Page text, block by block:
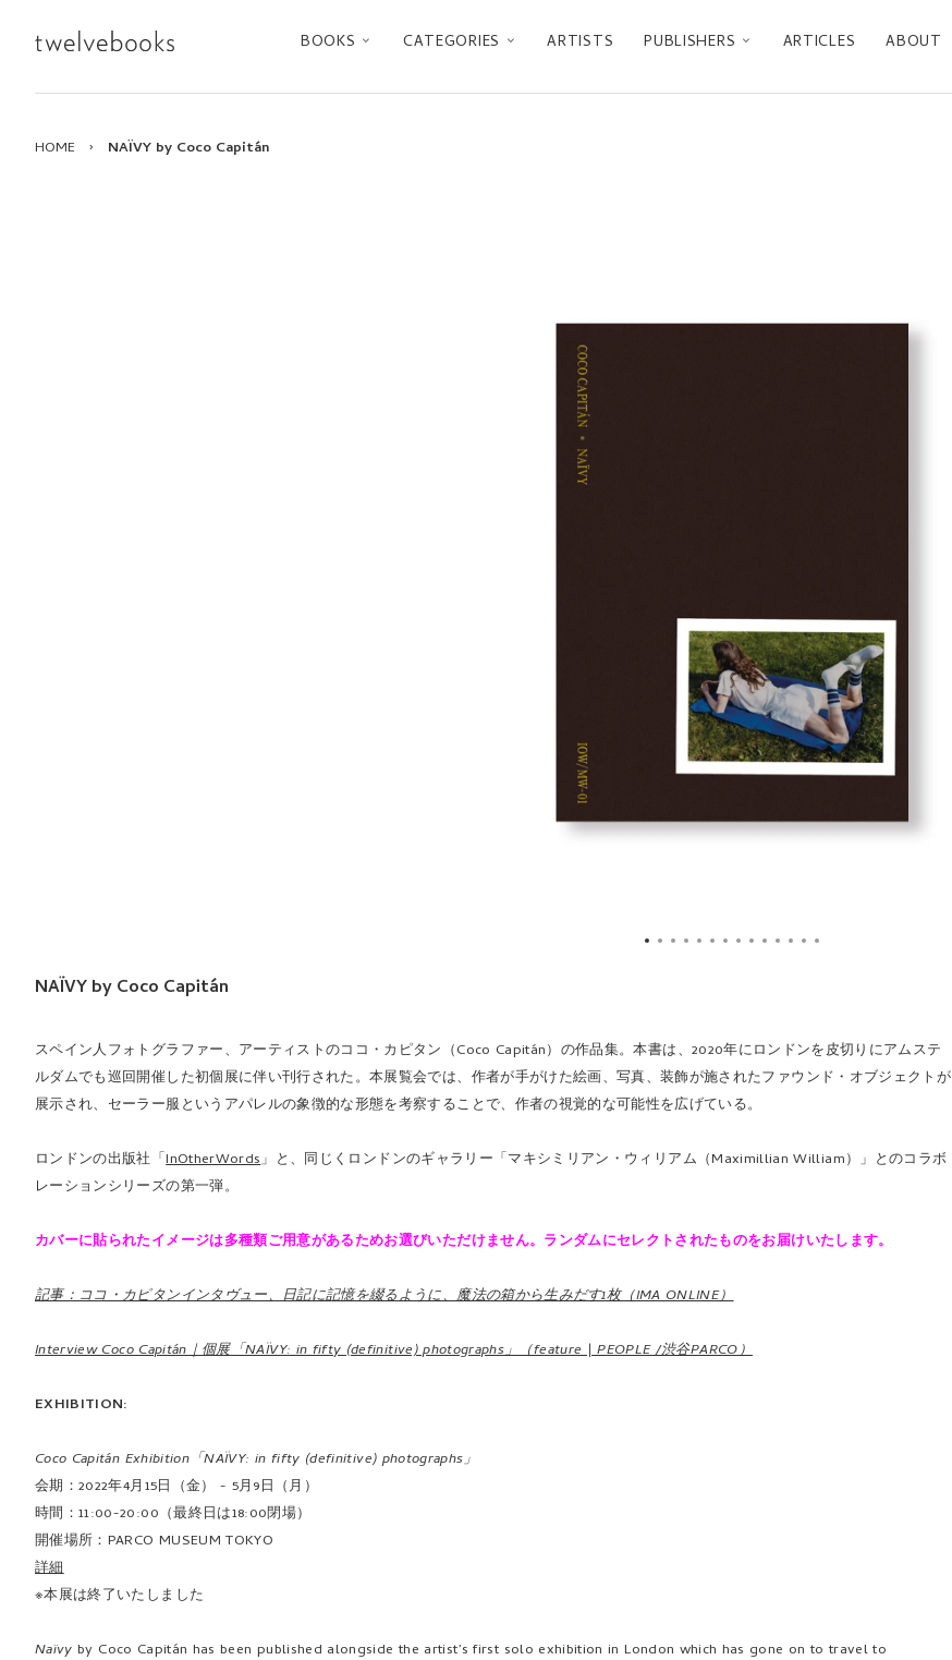
BOOKS CATEGORIES ARTISTS PUBLISHERS ARTICLES ABOUT
HOME › NAÏVY by Coco Capitán
NAÏVY by Coco Capitán
スペイン人フォトグラファー、アーティストのココ・カピタン（Coco Capitán）の作品集。本書は、2020年にロンドンを皮切りにアムステ
ルダムでも巡回開催した初個展に伴い刊行された。本展覧会では、作者が手がけた絵画、写真、装飾が施されたファウンド・オブジェクトが
展示され、セーラー服というアパレルの象徴的な形態を考察することで、作者の視覚的な可能性を広げている。
ロンドンの出版社「InOtherWords」と、同じくロンドンのギャラリー「マキシミリアン・ウィリアム（Maximillian William）」とのコラボ
レーションシリーズの第一弾。
カバーに貼られたイメージは多種類ご用意があるためお選びいただけません。ランダムにセレクトされたものをお届けいたします。
記事：ココ・カピタンインタヴュー、日記に記憶を綴るように、魔法の箱から生みだす1枚（IMA ONLINE）
Interview Coco Capitán｜個展「NAÏVY: in fifty (definitive) photographs」（feature | PEOPLE /渋谷PARCO）
EXHIBITION:
Coco Capitán Exhibition「NAÏVY: in fifty (definitive) photographs」
会期：2022年4月15日（金） - 5月9日（月）
時間：11:00-20:00（最終日は18:00閉場）
開催場所：PARCO MUSEUM TOKYO
詳細
※本展は終了いたしました
Naïvy by Coco Capitán has been published alongside the artist’s first solo exhibition in London which has gone on to travel to